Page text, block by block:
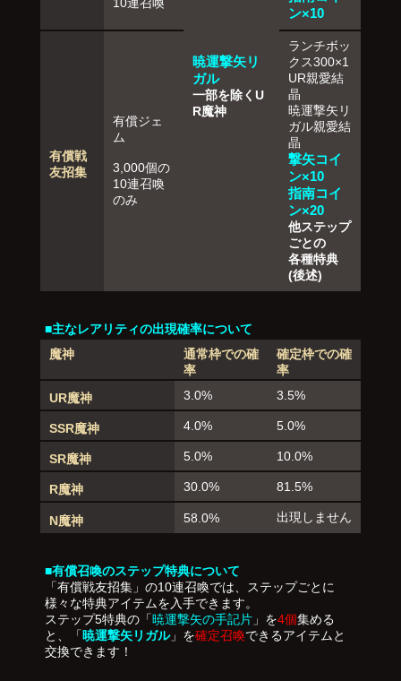
暁運撃矢リ
ガル
一部を除くU
R魔神
ン×10
有償戦
友招集
有償ジェ
ム
3,000個の
10連召喚
のみ
ランチボッ
クス300×1
UR親愛結
晶
暁運撃矢リ
ガル親愛結
晶
撃矢コイ
ン×10
指南コイ
ン×20
他ステップ
ごとの
各種特典
(後述)
■主なレアリティの出現確率について
魔神
通常枠での確
率
確定枠での確
率
UR魔神
3.0% 3.5%
SSR魔神 4.0% 5.0%
SR魔神 5.0% 10.0%
R魔神 30.0% 81.5%
N魔神 58.0% 出現しません
■有償召喚のステップ特典について
「有償戦友招集」の10連召喚では、ステップごとに
様々な特典アイテムを入手できます。
ステップ5特典の「暁運撃矢の手記片」を4個集める
と、「暁運撃矢リガル」を確定召喚できるアイテムと
交換できます！